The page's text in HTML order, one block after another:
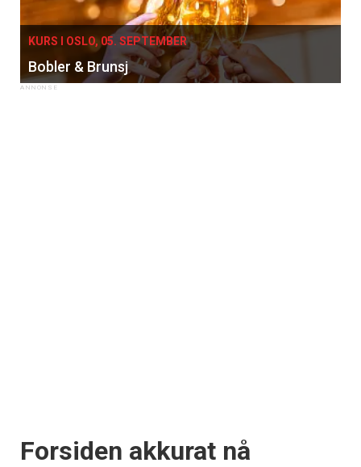
KURS I OSLO, 05. SEPTEMBER
Bobler & Brunsj
Forsiden akkurat nå